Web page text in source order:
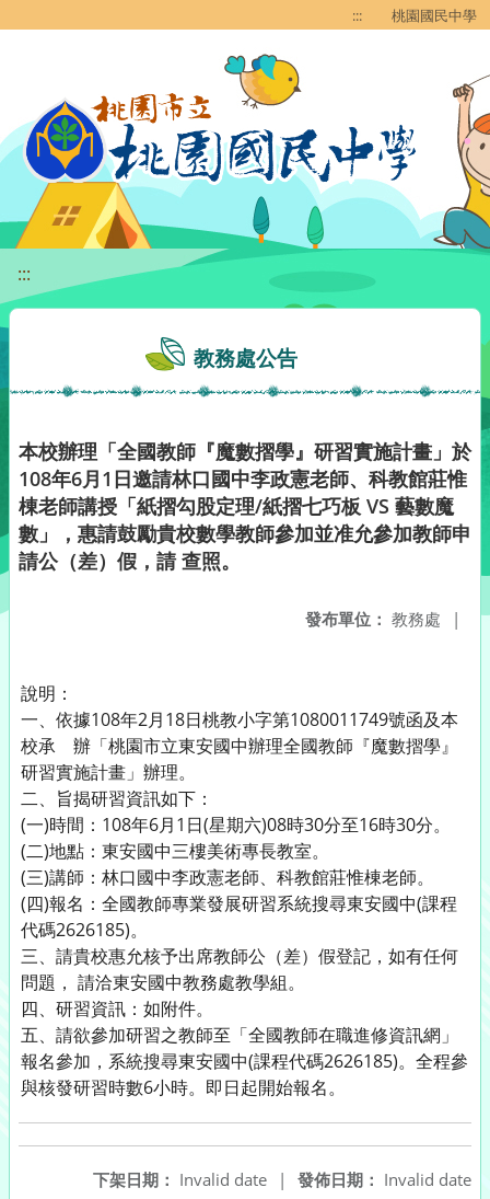
::: 桃園國民中學
:::
教務處公告
本校辦理「全國教師『魔數摺學』研習實施計畫」於
108年6月1日邀請林口國中李政憲老師、科教館莊惟
棟老師講授「紙摺勾股定理/紙摺七巧板 VS 藝數魔
數」，惠請鼓勵貴校數學教師參加並准允參加教師申
請公（差）假，請 查照。
發布單位： 教務處 |
說明：
一、依據108年2月18日桃教小字第1080011749號函及本
校承 辦「桃園市立東安國中辦理全國教師『魔數摺學』
研習實施計畫」辦理。
二、旨揭研習資訊如下：
(一)時間：108年6月1日(星期六)08時30分至16時30分。
(二)地點：東安國中三樓美術專長教室。
(三)講師：林口國中李政憲老師、科教館莊惟棟老師。
(四)報名：全國教師專業發展研習系統搜尋東安國中(課程
代碼2626185)。
三、請貴校惠允核予出席教師公（差）假登記，如有任何
問題， 請洽東安國中教務處教學組。
四、研習資訊：如附件。
五、請欲參加研習之教師至「全國教師在職進修資訊網」
報名參加，系統搜尋東安國中(課程代碼2626185)。全程參
與核發研習時數6小時。即日起開始報名。
發佈日期： Invalid date
下架日期： Invalid date
|